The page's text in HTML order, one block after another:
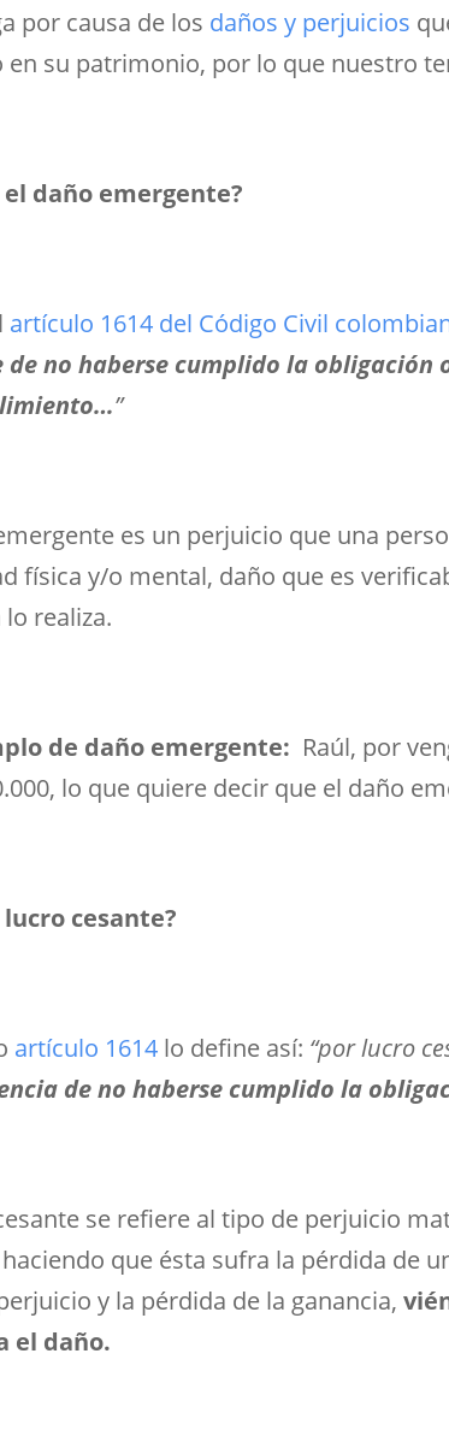
por causa de los daños y perjuicios
en su patrimonio, por lo que nuestro
el daño emergente?
artículo 1614 del Código Civil
de no haberse cumplido la
”
es un perjuicio que una
física y/o mental, daño que es
realiza.
de daño emergente: Raúl, por
lo que quiere decir que el daño
lucro cesante?
artículo 1614 lo define así: “por lucro
de no haberse cumplido la
se refiere al tipo de perjuicio
que ésta sufra la pérdida de
y la pérdida de la ganancia,
el daño.